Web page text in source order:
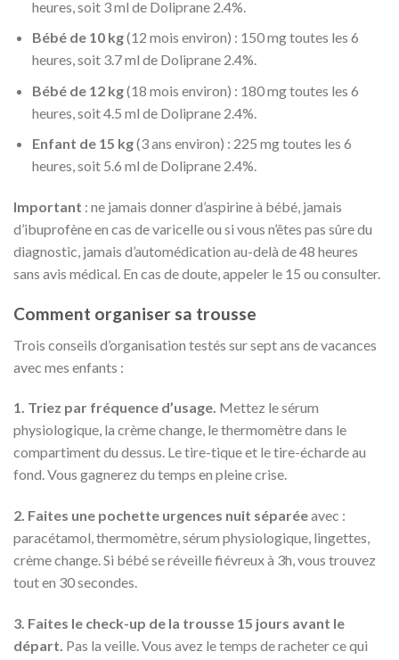
heures, soit 3 ml de Doliprane 2.4%.
Bébé de 10 kg(12 mois environ) : 150 mg toutes les 6
heures, soit 3.7 ml de Doliprane 2.4%.
Bébé de 12 kg(18 mois environ) : 180 mg toutes les 6
heures, soit 4.5 ml de Doliprane 2.4%.
Enfant de 15 kg(3 ans environ) : 225 mg toutes les 6
heures, soit 5.6 ml de Doliprane 2.4%.
Important : ne jamais donner d’aspirine à bébé, jamais
d’ibuprofène en cas de varicelle ou si vous n’êtes pas sûre du
diagnostic, jamais d’automédication au-delà de 48 heures
sans avis médical. En cas de doute, appeler le 15 ou consulter.
Comment organiser sa trousse
Trois conseils d’organisation testés sur sept ans de vacances
avec mes enfants :
1. Triez par fréquence d’usage. Mettez le sérum
physiologique, la crème change, le thermomètre dans le
compartiment du dessus. Le tire-tique et le tire-écharde au
fond. Vous gagnerez du temps en pleine crise.
2. Faites une pochette urgences nuit séparéeavec :
paracétamol, thermomètre, sérum physiologique, lingettes,
crème change. Si bébé se réveille fiévreux à 3h, vous trouvez
tout en 30 secondes.
3. Faites le check-up de la trousse 15 jours avant le
départ. Pas la veille. Vous avez le temps de racheter ce qui